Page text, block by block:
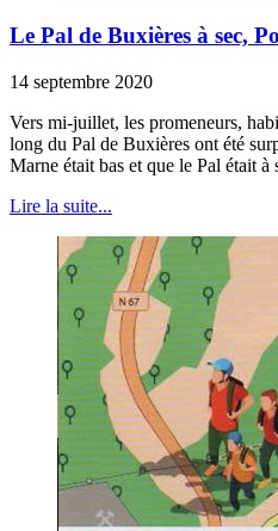
Le Pal de Buxières à sec,
14 septembre 2020
Vers mi-juillet, les promeneurs,
long du Pal de Buxières ont été
Marne était bas et que le Pal était à
Lire la suite...